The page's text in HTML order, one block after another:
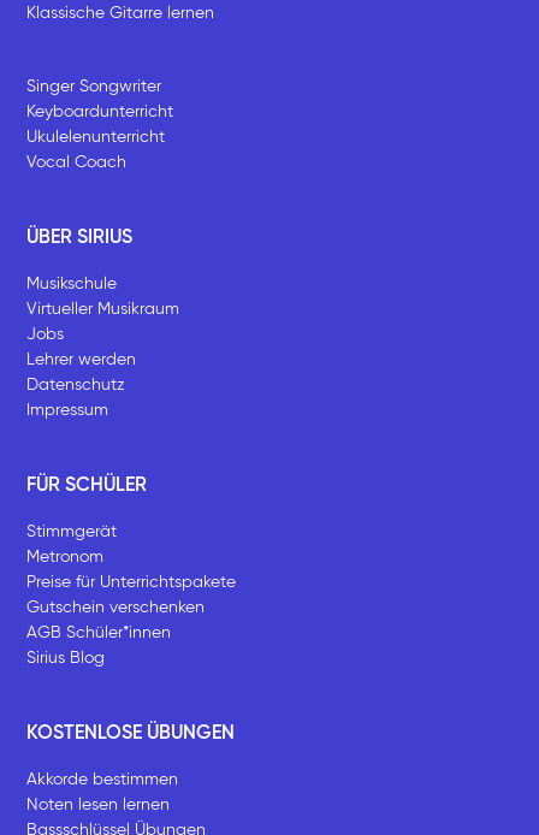
Klassische Gitarre lernen
Singer Songwriter
Keyboardunterricht
Ukulelenunterricht
Vocal Coach
ÜBER SIRIUS
Musikschule
Virtueller Musikraum
Jobs
Lehrer werden
Datenschutz
Impressum
FÜR SCHÜLER
Stimmgerät
Metronom
Preise für Unterrichtspakete
Gutschein verschenken
AGB Schüler*innen
Sirius Blog
KOSTENLOSE ÜBUNGEN
Akkorde bestimmen
Noten lesen lernen
Bassschlüssel Übungen